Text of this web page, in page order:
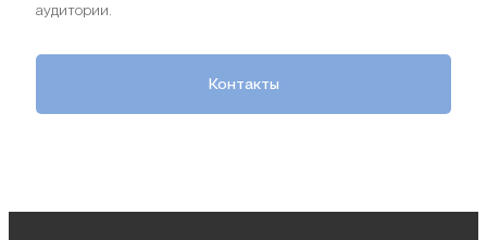
аудитории.
Контакты